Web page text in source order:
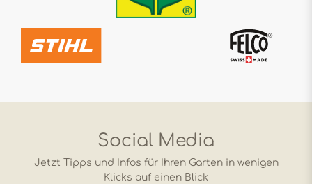
Social Media
Jetzt Tipps und Infos für Ihren Garten in wenigen
Klicks auf einen Blick